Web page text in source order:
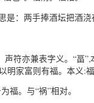
是：两手捧酒坛把酒浇
声符亦兼表字义。“畐
明家富则有福。本义:
福。与“祸”相对。